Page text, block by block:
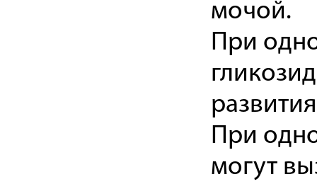
мочой.
При
При
могут